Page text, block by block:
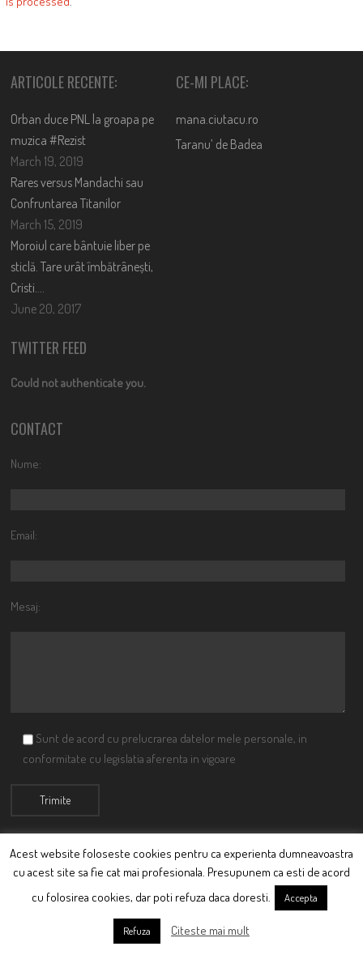
ARTICOLE RECENTE:
Orban duce PNL la groapa pe
muzica #Rezist
March 19, 2019
Rares versus Mandachi sau
Confruntarea Titanilor
March 15, 2019
Moroiul care bântuie liber pe
sticlă. Tare urât îmbătrânești,
Cristi….
June 20, 2017
CE-MI PLACE:
mana.ciutacu.ro
Taranu’ de Badea
TWITTER FEED
Could not authenticate you.
CONTACT
Nume:
Email:
Mesaj:
Sunt de acord cu prelucrarea datelor mele personale, in
conformitate cu legislatia aferenta in vigoare
© Ciutacu 2015 Parte a Imperiului Ciutacesc.
Acest website foloseste cookies pentru ca experienta dumneavoastra
cu acest site sa fie cat mai profesionala. Presupunem ca esti de acord
cu folosirea cookies, dar poti refuza daca doresti.
Accepta
Refuza Citeste mai mult